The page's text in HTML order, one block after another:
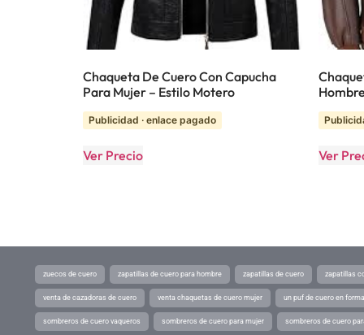
Chaqueta De Cuero Con Capucha
Para Mujer – Estilo Motero
Publicidad · enlace pagado
Ver Precio Ver
zuecos de cuero zapatillas de cuero para hombre zapatillas de cuero zapatillas
venta de cazadoras de cuero venta chaquetas de cuero mujer un puf de cuero en
sombreros de cuero vaqueros sombreros de cuero para mujer sombreros de cuero